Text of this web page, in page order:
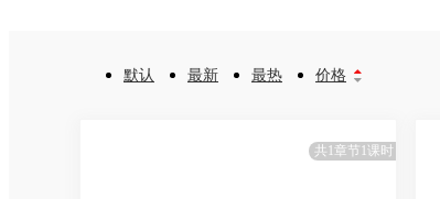
默认 最新 最热 价格 

共1章节1课时